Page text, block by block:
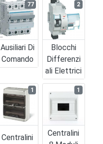
Ausiliari Di
Comando
77
Blocchi
Differenzi
Ali Elettrici
2
Centralini
1
Centralini
1